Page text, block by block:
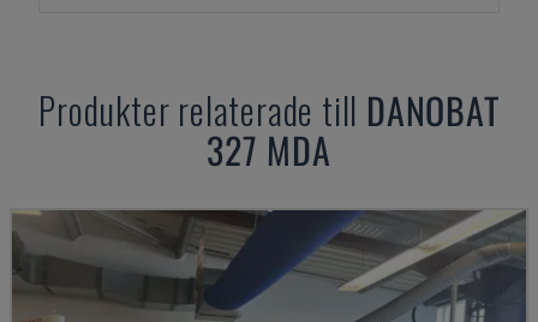
Produkter relaterade till DANOBAT
327 MDA